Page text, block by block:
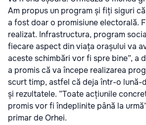
Am propus un program și fiți siguri
a fost doar o promisiune electorală.
realizat. Infrastructura, program
fiecare aspect din viața orașului va
aceste schimbări vor fi spre bine”, a
a promis că va începe realizarea
scurt timp, astfel că deja într-o lună-
și rezultatele. ”Toate acțiunile
promis vor fi îndeplinite până la
primar de Orhei.